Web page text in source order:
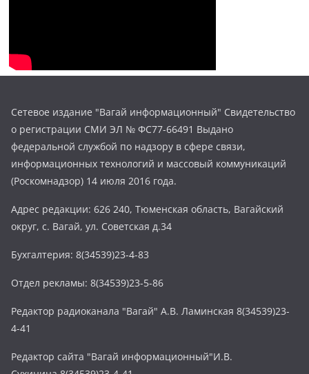
Сетевое издание "Вагай информационный" Свидетельство
о регистрации СМИ ЭЛ № ФС77-66491 Выдано
федеральной службой по надзору в сфере связи,
информационных технологий и массовый коммуникаций
(Роскомнадзор) 14 июля 2016 года.
Адрес редакции: 626 240, Тюменская область, Вагайский
округ, с. Вагай, ул. Советская д.34
Бухгалтерия: 8(34539)23-4-83
Отдел рекламы: 8(34539)23-5-86
Редактор радиоканала "Вагай" А.В. Ламинская 8(34539)23-
4-41
Редактор сайта "Вагай информационный"И.В.